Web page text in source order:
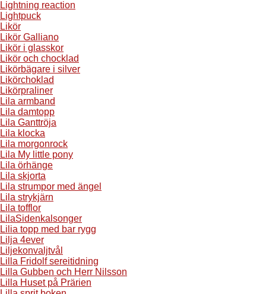
Lightning reaction
Lightpuck
Likör
Likör Galliano
Likör i glasskor
Likör och chocklad
Likörbägare i silver
Likörchoklad
Likörpraliner
Lila armband
Lila damtopp
Lila Ganttröja
Lila klocka
Lila morgonrock
Lila My little pony
Lila örhänge
Lila skjorta
Lila strumpor med ängel
Lila strykjärn
Lila tofflor
LilaSidenkalsonger
Lilia topp med bar rygg
Lilja 4ever
Liljekonvaljtvål
Lilla Fridolf sereitidning
Lilla Gubben och Herr Nilsson
Lilla Huset på Prärien